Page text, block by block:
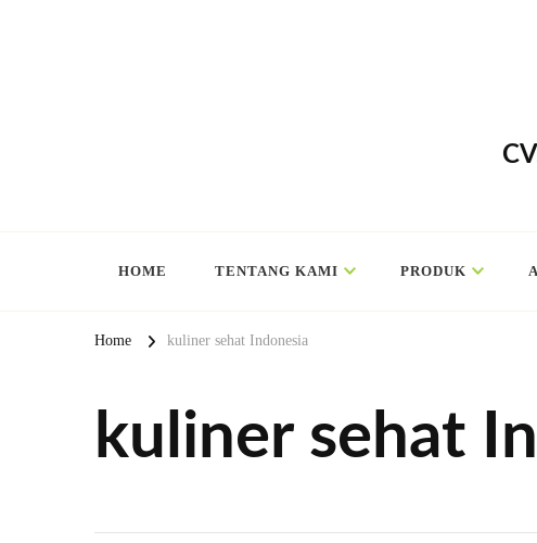
HOME TENTANG KAMI PRODUK
Home kuliner sehat Indonesia
kuliner sehat